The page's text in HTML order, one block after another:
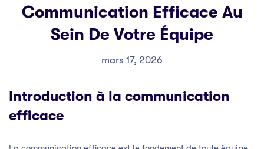
Communication Efficace Au
Sein De Votre Équipe
mars 17, 2026
Introduction à la communication
efficace